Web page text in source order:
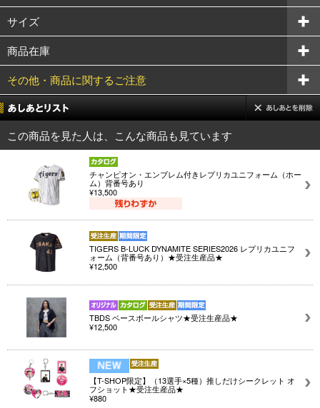
サイズ
商品在庫
その他・商品に関するご注意
この商品を見た人は、こんな商品も見ています
チャンピオン・エンブレム付きレプリカユニフォーム（ホー
ム）背番号あり
¥13,500
TIGERS B-LUCK DYNAMITE SERIES2026 レプリカユニフ
ォーム（背番号あり）★受注生産品★
¥12,500
TBDS ベースボールシャツ★受注生産品★
¥12,500
【T-SHOP限定】（13選手×5種）推しだけシークレット オ
フショット★受注生産品★
¥880